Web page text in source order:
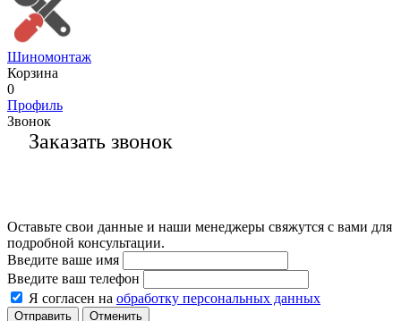
Шиномонтаж
Корзина
0
Профиль
Звонок
Заказать звонок
Оставьте свои данные и наши менеджеры свяжутся с вами для
подробной консультации.
Введите ваше имя
Введите ваш телефон
Я согласен на обработку персональных данных
Отменить